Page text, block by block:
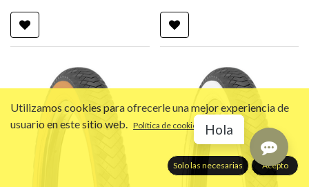
Utilizamos cookies para ofrecerle una mejor experiencia de
usuario en este sitio web. Política de cookies
Solo las necesarias Acepto
Hola